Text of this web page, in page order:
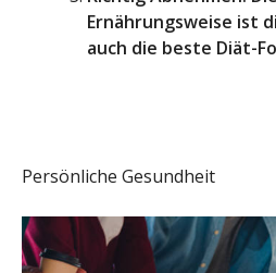
Ernährungsweise ist
auch die beste Diät-
Persönliche Gesundheit